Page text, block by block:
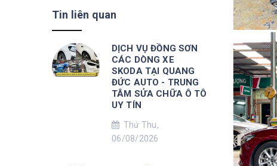
Tin liên quan
DỊCH VỤ ĐỒNG SƠN
CÁC DÒNG XE
SKODA TẠI QUANG
ĐỨC AUTO - TRUNG
TÂM SỬA CHỮA Ô TÔ
UY TÍN
Thứ Thu,
06/08/2026